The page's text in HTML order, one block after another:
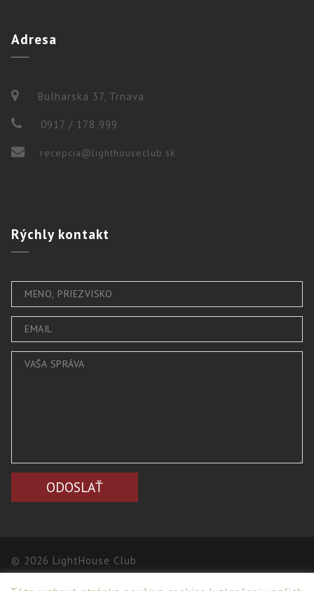
Adresa
Bulharska 37, Trnava
0917 / 178 999
recepcia@lighthouseclub.sk
Rýchlykontakt
© 2026 LightHouse Club